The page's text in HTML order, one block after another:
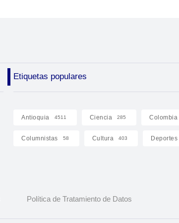
Etiquetas populares
Antioquia 4511 Ciencia 285 Colombia
Columnistas 58 Cultura 403 Deportes
Política de Tratamiento de Datos